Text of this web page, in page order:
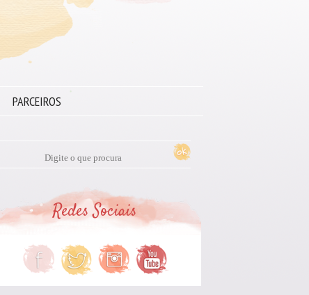
PARCEIROS
Redes Sociais